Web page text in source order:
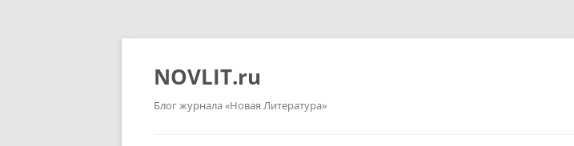
Перейти
NOVLIT.ru
Блог журнала «Новая Литература»